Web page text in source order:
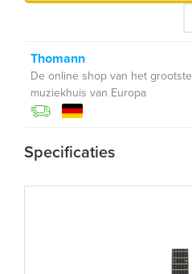
Thomann
De online shop van het grootste
muziekhuis van Europa
Specificaties